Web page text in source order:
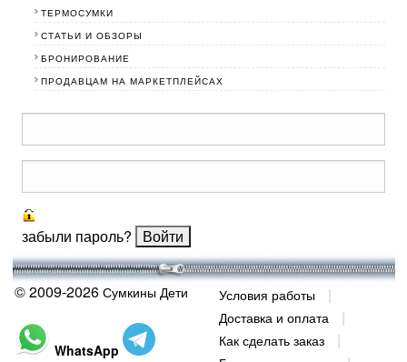
ТЕРМОСУМКИ
СТАТЬИ И ОБЗОРЫ
БРОНИРОВАНИЕ
ПРОДАВЦАМ НА МАРКЕТПЛЕЙСАХ
забыли пароль?
© 2009-2026 Сумкины Дети
WhatsApp
Условия работы
Доставка и оплата
Как сделать заказ